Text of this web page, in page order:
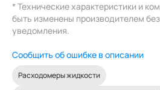
* Технические характеристики и
быть изменены производителем
уведомления.
Сообщить об ошибке в описании
Расходомеры жидкости